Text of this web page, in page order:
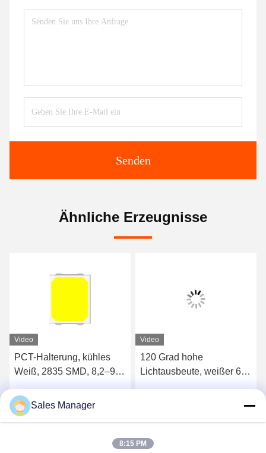
Senden
Ähnliche Erzeugnisse
Video
PCT-Halterung, kühles
Weiß, 2835 SMD, 8,2–9 V,
Chip
Wir Reden Jetzt.
Video
120 Grad hohe
Lichtausbeute, weißer 60-
Sales Manager
8:15 PM